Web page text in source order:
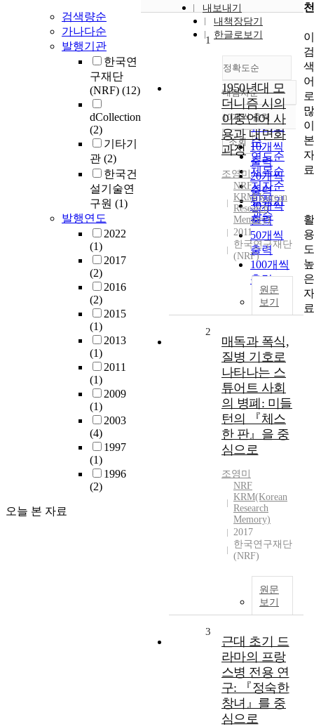
검색량순
가나다순
발행기관
한국연
구재단
(NRF) (12)
dCollection
(2)
기타기
관 (2)
한국건
설기술연
구원 (1)
발행연도
2022
(1)
2017
(2)
2016
(2)
2015
(1)
2013
(1)
2011
(1)
2009
(1)
2003
(4)
1997
(1)
1996
(2)
오늘 본 자료
내보내기
내책장담기
한글로보기
정확도순
정확도
순
인기도
순
연도순
제목순
저자순
발행기
관순
내림차순
내림차순
10개씩 출력
10개씩
출력
20개씩
출력
30개씩
출력
50개씩
출력
100개씩
출력
조회
1
1950년대 모
더니즘 시의
이중언어 사
용과 내면화
과정
조영미
NRF
KRM(Korean
Research
Memory)
2011
한국연구재단
(NRF)
원문
보기
2
매독과 폭식,
질병 기호로
나타나는 스
튜어트 사회
의 병폐: 미들
턴의 『체스
한 판』을 중
심으로
조영미
NRF
KRM(Korean
Research
Memory)
2017
한국연구재단
(NRF)
원문
보기
3
근대 초기 드
라마의 프랑
스병 전용 연
구: 『정숙한
창녀』를 중
심으로
천
이
검
색
어
로
많
이
본
자
료
활
용
도
높
은
자
료